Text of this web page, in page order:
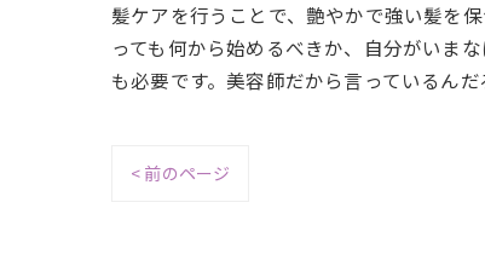
髪ケアを行うことで、艶やかで強い髪を
っても何から始めるべきか、自分がいま
も必要です。美容師だから言っているん
< 前のページ